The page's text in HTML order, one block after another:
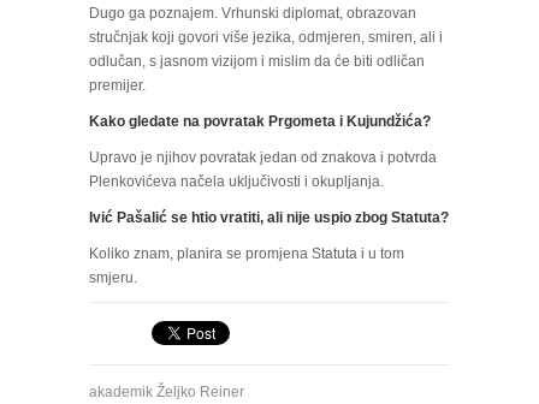
Dugo ga poznajem. Vrhunski diplomat, obrazovan
stručnjak koji govori više jezika, odmjeren, smiren, ali i
odlučan, s jasnom vizijom i mislim da će biti odličan
premijer.
Kako gledate na povratak Prgometa i Kujundžića?
Upravo je njihov povratak jedan od znakova i potvrda
Plenkovićeva načela uključivosti i okupljanja.
Ivić Pašalić se htio vratiti, ali nije uspio zbog Statuta?
Koliko znam, planira se promjena Statuta i u tom
smjeru.
akademik Željko Reiner